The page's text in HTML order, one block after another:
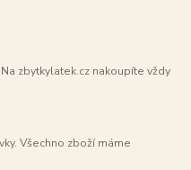
zbytkylatek.cz nakoupíte vždy
Všechno zboží máme